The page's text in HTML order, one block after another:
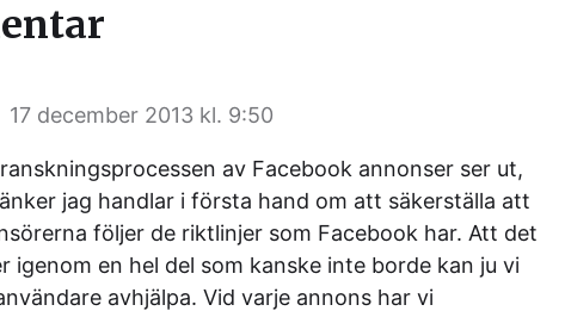
17 december 2013 kl. 9:50
av Facebook annonser ser ut,
jag handlar i första hand om att säkerställa att
följer de riktlinjer som Facebook har. Att det
igenom en hel del som kanske inte borde kan ju vi
avhjälpa. Vid varje annons har vi